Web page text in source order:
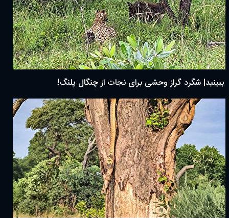
ببینید| شگرد گراز وحشی برای نجات از چنگال پلنگ!